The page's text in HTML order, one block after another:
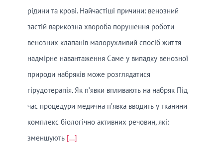
рідини та крові. Найчастіші причини: венозний
застій варикозна хвороба порушення роботи
венозних клапанів малорухливий спосіб життя
надмірне навантаження Саме у випадку венозної
природи набряків може розглядатися
гірудотерапія. Як п’явки впливають на набряк Під
час процедури медична п’явка вводить у тканини
комплекс біологічно активних речовин, які:
зменшують [...]